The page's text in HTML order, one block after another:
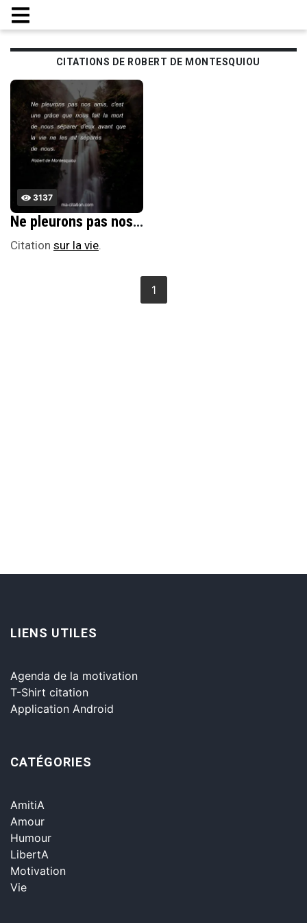
CITATIONS DE ROBERT DE MONTESQUIOU
3137
Ne pleurons pas nos amis, c'est une grÃ¢ce que nous fait la mort de nous sÃ©parer d'eux avant que la vie ne les ait sÃ©parÃ©s de nous.
Citation sur la vie.
1
LIENS UTILES
Agenda de la motivation
T-Shirt citation
Application Android
CATÉGORIES
AmitiA
Amour
Humour
LibertA
Motivation
Vie